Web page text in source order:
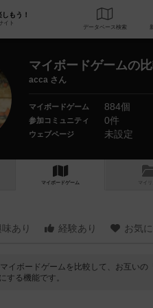
もう！
イト
データベース
マイボードゲームの
acca さん
マイボードゲーム 884個
参加コミュニティ 0件
ウェブページ 未設定
マイボードゲーム マイリ
味あり 経験あり お気
イボードゲームを比較して、お互い
する機能です。